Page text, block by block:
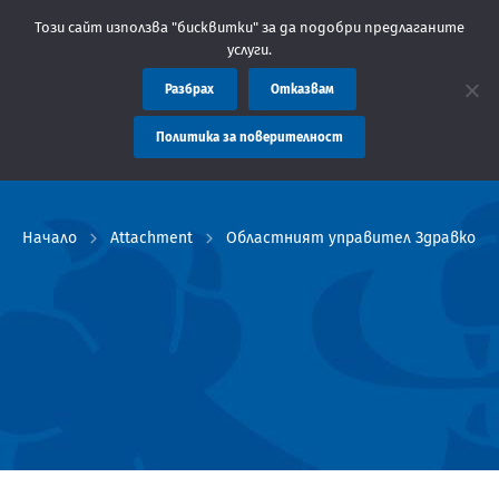
Съобщение: Областна администрация Пловдив
Начало Attachment Областният управител Здравко
Този сайт използва "бисквитки" за да подобри предлаганите
услуги.
Разбрах Отказвам
Политика за поверителност